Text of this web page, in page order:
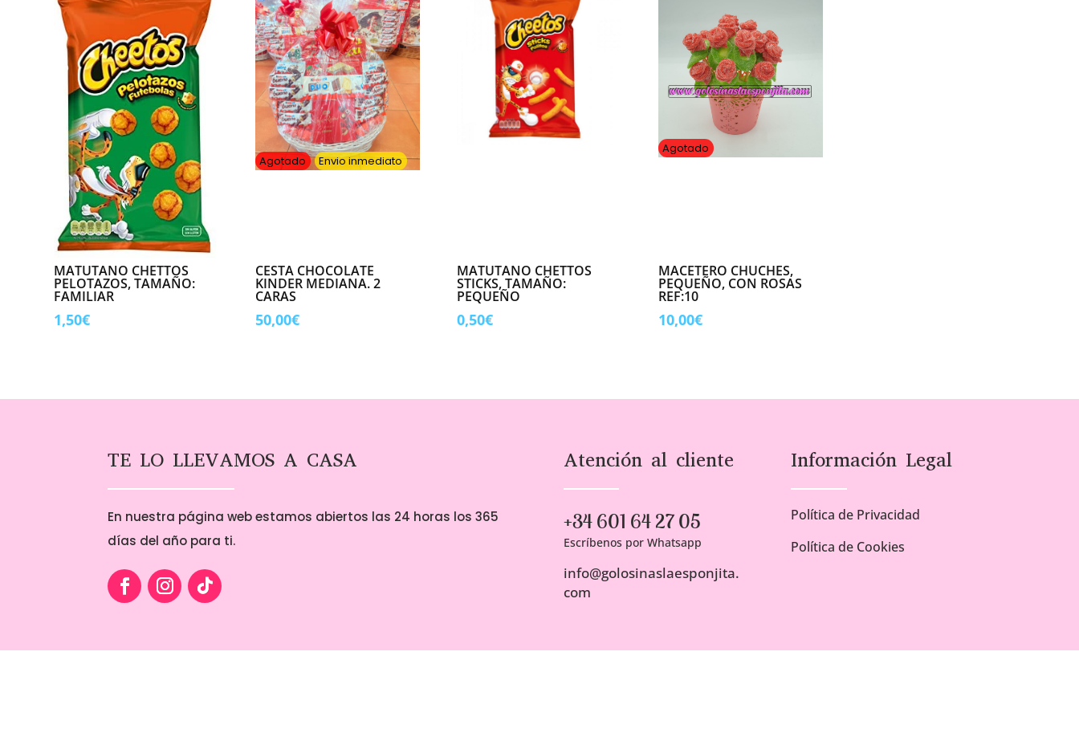
MATUTANO CHETTOS
PELOTAZOS, TAMAÑO:
FAMILIAR
1,50€
Agotado Envio inmediato
CESTA CHOCOLATE
KINDER MEDIANA. 2
CARAS
50,00€
MATUTANO CHETTOS
STICKS, TAMAÑO:
PEQUEÑO
0,50€
Agotado
MACETERO CHUCHES,
PEQUEÑO, CON ROSAS
REF:10
10,00€
TE LO LLEVAMOS A CASA
En nuestra página web estamos abiertos las 24 horas los 365
días del año para ti.
Atención al cliente
+34 601 64 27 05
Escríbenos por Whatsapp
info@golosinaslaesponjita.
com
Información Legal
Política de Privacidad
Política de Cookies